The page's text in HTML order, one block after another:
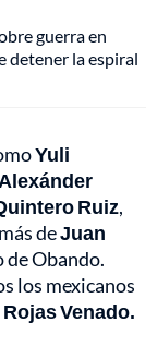
guerra en
detener la espiral
Yuli
Ruiz,
deJuan
de Obando.
los mexicanos
Venado.